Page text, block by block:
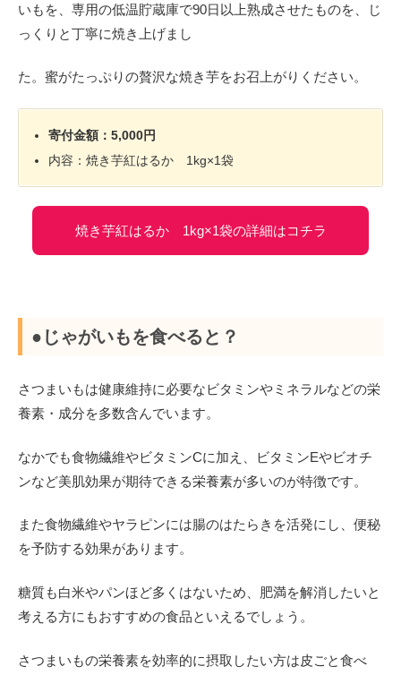
いもを、専用の低温貯蔵庫で90日以上熟成させたものを、じ
っくりと丁寧に焼き上げまし
た。蜜がたっぷりの贅沢な焼き芋をお召上がりください。
寄付金額：5,000円
内容：焼き芋紅はるか 1kg×1袋
焼き芋紅はるか 1kg×1袋の詳細はコチラ
●じゃがいもを食べると？
さつまいもは健康維持に必要なビタミンやミネラルなどの栄
養素・成分を多数含んでいます。
なかでも食物繊維やビタミンCに加え、ビタミンEやビオチ
ンなど美肌効果が期待できる栄養素が多いのが特徴です。
また食物繊維やヤラピンには腸のはたらきを活発にし、便秘
を予防する効果があります。
糖質も白米やパンほど多くはないため、肥満を解消したいと
考える方にもおすすめの食品といえるでしょう。
さつまいもの栄養素を効率的に摂取したい方は皮ごと食べ